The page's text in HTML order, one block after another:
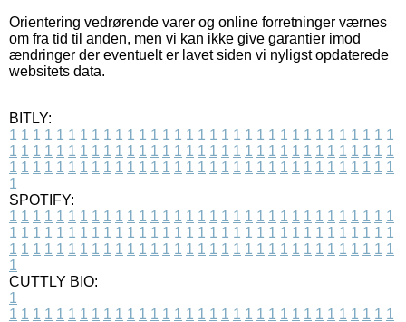
Orientering vedrørende varer og online forretninger værnes
om fra tid til anden, men vi kan ikke give garantier imod
ændringer der eventuelt er lavet siden vi nyligst opdaterede
websitets data.
BITLY:
1 1 1 1 1 1 1 1 1 1 1 1 1 1 1 1 1 1 1 1 1 1 1 1 1 1 1 1 1 1 1 1 1
1 1 1 1 1 1 1 1 1 1 1 1 1 1 1 1 1 1 1 1 1 1 1 1 1 1 1 1 1 1 1 1 1
1 1 1 1 1 1 1 1 1 1 1 1 1 1 1 1 1 1 1 1 1 1 1 1 1 1 1 1 1 1 1 1 1
1
SPOTIFY:
1 1 1 1 1 1 1 1 1 1 1 1 1 1 1 1 1 1 1 1 1 1 1 1 1 1 1 1 1 1 1 1 1
1 1 1 1 1 1 1 1 1 1 1 1 1 1 1 1 1 1 1 1 1 1 1 1 1 1 1 1 1 1 1 1 1
1 1 1 1 1 1 1 1 1 1 1 1 1 1 1 1 1 1 1 1 1 1 1 1 1 1 1 1 1 1 1 1 1
1
CUTTLY BIO:
1
1 1 1 1 1 1 1 1 1 1 1 1 1 1 1 1 1 1 1 1 1 1 1 1 1 1 1 1 1 1 1 1 1